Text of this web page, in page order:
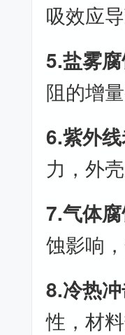
吸效应
5.盐雾
阻的增
6.紫外
力，外
7.气体
蚀影响
8.冷热冲
性，材